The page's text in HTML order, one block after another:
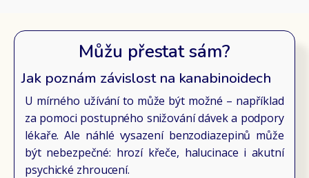
Můžu přestat sám?
Jak poznám závislost na kanabinoidech
U mírného užívání to může být možné – například
za pomoci postupného snižování dávek a podpory
lékaře. Ale náhlé vysazení benzodiazepinů může
být nebezpečné: hrozí křeče, halucinace i akutní
psychické zhroucení.